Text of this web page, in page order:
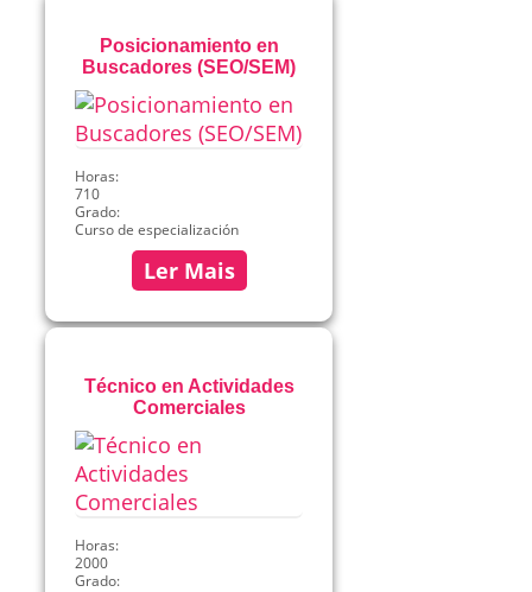
Posicionamiento en
Buscadores (SEO/SEM)
Horas:
710
Grado:
Curso de especialización
Ler Mais
Técnico en Actividades
Comerciales
Horas:
2000
Grado: